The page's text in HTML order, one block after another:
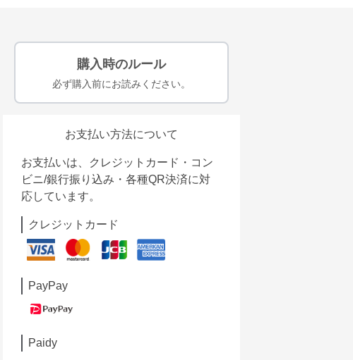
購入時のルール
必ず購入前にお読みください。
お支払い方法について
お支払いは、クレジットカード・コン
ビニ/銀行振り込み・各種QR決済に対
応しています。
クレジットカード
PayPay
Paidy